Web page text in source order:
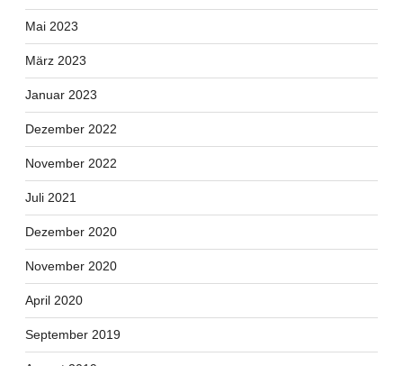
Mai 2023
März 2023
Januar 2023
Dezember 2022
November 2022
Juli 2021
Dezember 2020
November 2020
April 2020
September 2019